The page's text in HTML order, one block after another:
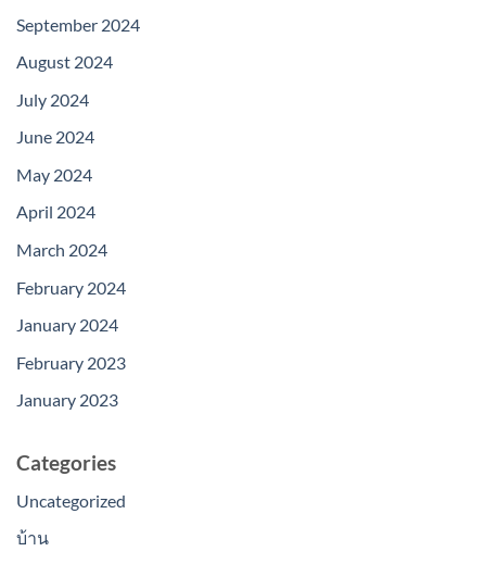
September 2024
August 2024
July 2024
June 2024
May 2024
April 2024
March 2024
February 2024
January 2024
February 2023
January 2023
Categories
Uncategorized
บ้าน